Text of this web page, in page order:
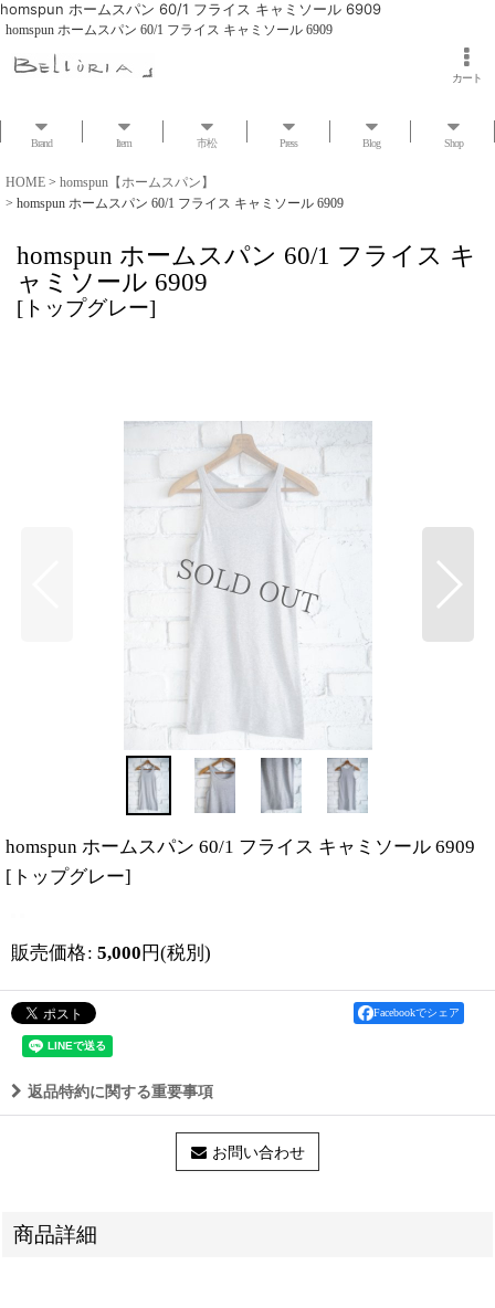
homspun ホームスパン 60/1 フライス キャミソール 6909
homspun ホームスパン 60/1 フライス キャミソール 6909
カート
Brand Item 市松 Press Blog Shop
HOME > homspun【ホームスパン】
> homspun ホームスパン 60/1 フライス キャミソール 6909
homspun ホームスパン 60/1 フライス キ
ャミソール 6909
[ トップグレー]
homspun ホームスパン 60/1 フライス キャミソール 6909
[ トップグレー]
販売価格: 5,000 円(税別)
Facebookでシェア
返品特約に関する重要事項
お問い合わせ
商品詳細